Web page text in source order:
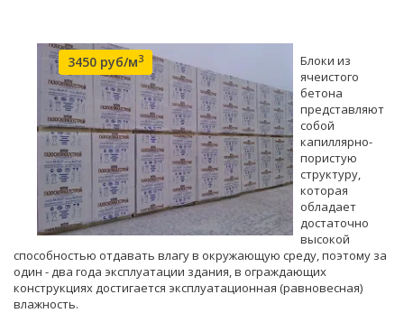
3450 руб/м3
Блоки из
ячеистого
бетона
представляют
собой
капиллярно-
пористую
структуру,
которая
обладает
достаточно
высокой
способностью отдавать влагу в окружающую среду, поэтому за
один - два года эксплуатации здания, в ограждающих
конструкциях достигается эксплуатационная (равновесная)
влажность.